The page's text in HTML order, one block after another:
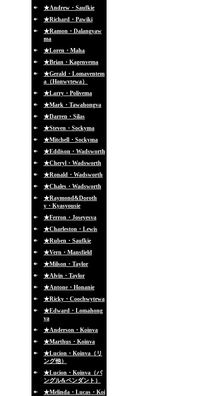
★Andrew・Saufkie
★Richard・Pawiki
★Ramon・Dalangyaw
ma
★Loren・Maha
★Brian・Kagenvema
★Gerald・Lomaventem
a（Honwytewa）
★Larry・Polivema
★Mark・Tawahongva
★Darren・Silas
★Steven・Sockyma
★Mitchell・Sockyma
★Eddison・Wadsworth
★Cheryl・Wadsworth
★Ronald・Wadsworth
★Chales・Wadsworth
★Raymond&Doroth
y・Kyasyousie
★Ferron・Joseyesva
★Charleston・Lewis
★Ruben・Saufkie
★Vern・Mansfield
★Milson・Taylor
★Alvin・Taylor
★Antone・Honanie
★Ricky・Coochwytewa
★Edward・Lomahong
va
★Anderson・Koinva
★Marthus・Koinva
★Lucion・Koinva（リ
ング他）
★Lucion・Koinva（バ
ングル&ペンダント）
★Melinda・Lucas・Koi